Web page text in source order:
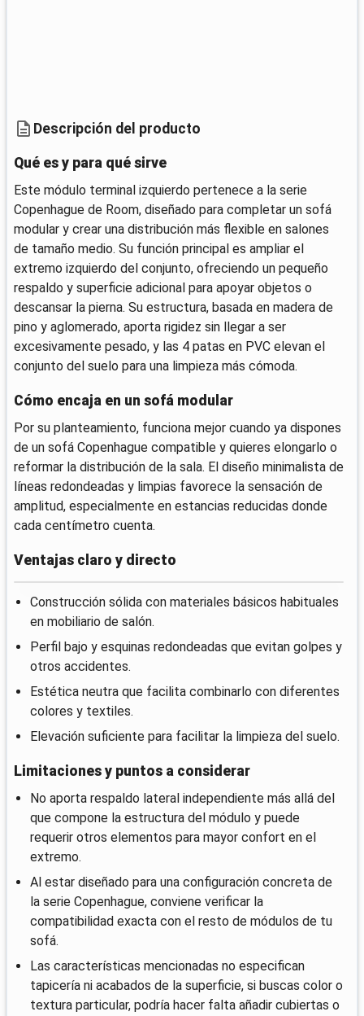
Descripción del producto
Qué es y para qué sirve
Este módulo terminal izquierdo pertenece a la serie
Copenhague de Room, diseñado para completar un sofá
modular y crear una distribución más flexible en salones
de tamaño medio. Su función principal es ampliar el
extremo izquierdo del conjunto, ofreciendo un pequeño
respaldo y superficie adicional para apoyar objetos o
descansar la pierna. Su estructura, basada en madera de
pino y aglomerado, aporta rigidez sin llegar a ser
excesivamente pesado, y las 4 patas en PVC elevan el
conjunto del suelo para una limpieza más cómoda.
Cómo encaja en un sofá modular
Por su planteamiento, funciona mejor cuando ya dispones
de un sofá Copenhague compatible y quieres elongarlo o
reformar la distribución de la sala. El diseño minimalista de
líneas redondeadas y limpias favorece la sensación de
amplitud, especialmente en estancias reducidas donde
cada centímetro cuenta.
Ventajas claro y directo
Construcción sólida con materiales básicos habituales
en mobiliario de salón.
Perfil bajo y esquinas redondeadas que evitan golpes y
otros accidentes.
Estética neutra que facilita combinarlo con diferentes
colores y textiles.
Elevación suficiente para facilitar la limpieza del suelo.
Limitaciones y puntos a considerar
No aporta respaldo lateral independiente más allá del
que compone la estructura del módulo y puede
requerir otros elementos para mayor confort en el
extremo.
Al estar diseñado para una configuración concreta de
la serie Copenhague, conviene verificar la
compatibilidad exacta con el resto de módulos de tu
sofá.
Las características mencionadas no especifican
tapicería ni acabados de la superficie, si buscas color o
textura particular, podría hacer falta añadir cubiertas o